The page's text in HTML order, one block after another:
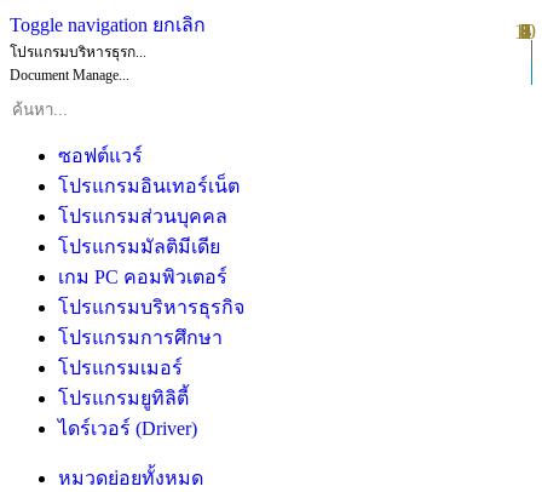
Toggle navigation ยกเลิก
โปรแกรมบริหารธุรก...
Document Manage...
ซอฟต์แวร์
โปรแกรมอินเทอร์เน็ต
โปรแกรมส่วนบุคคล
โปรแกรมมัลติมีเดีย
เกม PC คอมพิวเตอร์
โปรแกรมบริหารธุรกิจ
โปรแกรมการศึกษา
โปรแกรมเมอร์
โปรแกรมยูทิลิตี้
ไดร์เวอร์ (Driver)
หมวดย่อยทั้งหมด
1
2
3
4
5
6
7
8
9
10